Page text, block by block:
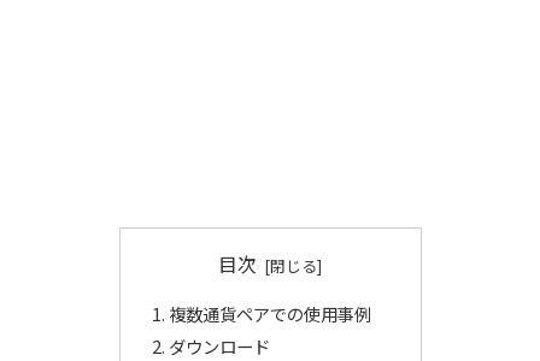
目次
複数通貨ペアでの使用事例
ダウンロード